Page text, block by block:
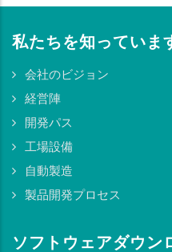
私たちを知っていま
会社のビジョン
経営陣
開発パス
工場設備
自動製造
製品開発プロセス
ソフトウェアダウン